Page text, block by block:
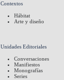
Contextos
Hábitat
Arte y diseño
Unidades Editoriales
Conversaciones
Manifiestos
Monografías
Series